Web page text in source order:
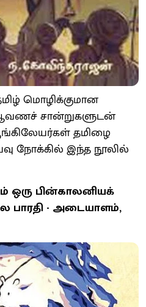
மொழிக்குமான
சான்றுகளுடன்
தமிழை
நோக்கில் இந்த நூலில்
ஒரு பின்காலனியக்
பாரதி - அடையாளம்,